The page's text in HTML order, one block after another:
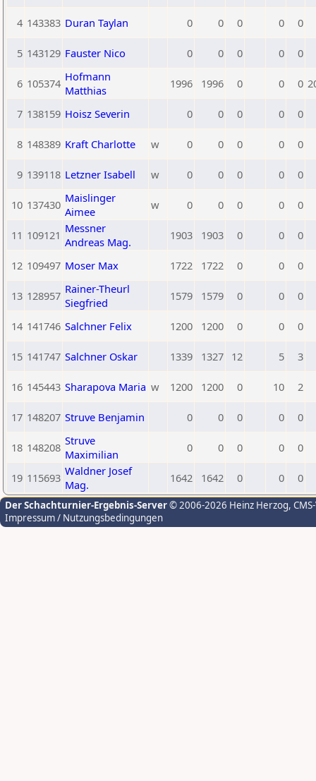
4 143383 Duran Taylan 0 0 0 0 0
5 143129 Fauster Nico 0 0 0 0 0
6 105374 Hofmann
Matthias
1996 1996 0 0 0
7 138159 Hoisz Severin 0 0 0 0 0
8 148389 Kraft Charlotte w 0 0 0 0 0
9 139118 Letzner Isabell w 0 0 0 0 0
10 137430 Maislinger
Aimee
w 0 0 0 0 0
11 109121 Messner
Andreas Mag.
1903 1903 0 0 0
12 109497 Moser Max 1722 1722 0 0 0
13 128957 Rainer-Theurl
Siegfried
1579 1579 0 0 0
14 141746 Salchner Felix 1200 1200 0 0 0
15 141747 Salchner Oskar 1339 1327 12 5 3
16 145443 Sharapova Maria w 1200 1200 0 10 2
17 148207 Struve Benjamin 0 0 0 0 0
18 148208 Struve
Maximilian
0 0 0 0 0
19 115693 Waldner Josef
Mag.
1642 1642 0 0 0
Der Schachturnier-Ergebnis-Server© 2006-2026 Heinz Herzog,
Impressum / Nutzungsbedingungen